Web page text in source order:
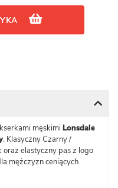
męskimiLonsdale
. Klasyczny Czarny /
elastyczny pas z logo
mężczyzn ceniących